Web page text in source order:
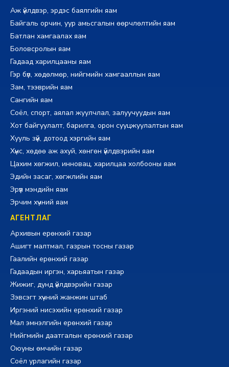
Аж үйлдвэр, эрдэс баялгийн яам
Байгаль орчин, уур амьсгалын өөрчлөлтийн яам
Батлан хамгаалах яам
Боловсролын яам
Гадаад харилцааны яам
Гэр бүл, хөдөлмөр, нийгмийн хамгааллын яам
Зам, тээврийн яам
Сангийн яам
Соёл, спорт, аялал жуулчлал, залуучуудын яам
Хот байгуулалт, барилга, орон сууцжуулалтын яам
Хууль зүй, дотоод хэргийн яам
Хүнс, хөдөө аж ахуй, хөнгөн үйлдвэрийн яам
Цахим хөгжил, инновац, харилцаа холбооны яам
Эдийн засаг, хөгжлийн яам
Эрүүл мэндийн яам
Эрчим хүчний яам
АГЕНТЛАГ
Архивын ерөнхий газар
Ашигт малтмал, газрын тосны газар
Гаалийн ерөнхий газар
Гадаадын иргэн, харьяатын газар
Жижиг, дунд үйлдвэрийн газар
Зэвсэгт хүчний жанжин штаб
Иргэний нисэхийн ерөнхий газар
Мал эмнэлгийн ерөнхий газар
Нийгмийн даатгалын ерөнхий газар
Оюуны өмчийн газар
Соёл урлагийн газар